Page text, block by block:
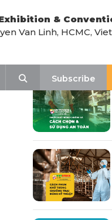
&
Van Linh, HCMC,
Subscribe